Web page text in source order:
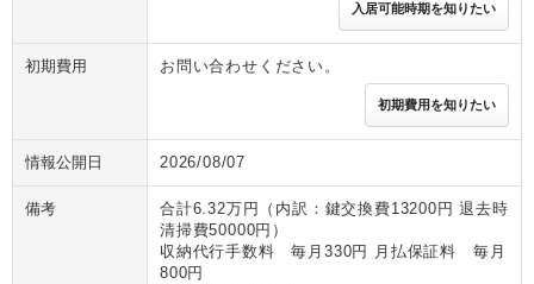
入居可能時期を知りたい
初期費用 お問い合わせください。
初期費用を知りたい
情報公開日 2026/08/07
備考
合計6.32万円（内訳：鍵交換費13200円 退去時
清掃費50000円）
収納代行手数料 毎月330円 月払保証料 毎月
800円